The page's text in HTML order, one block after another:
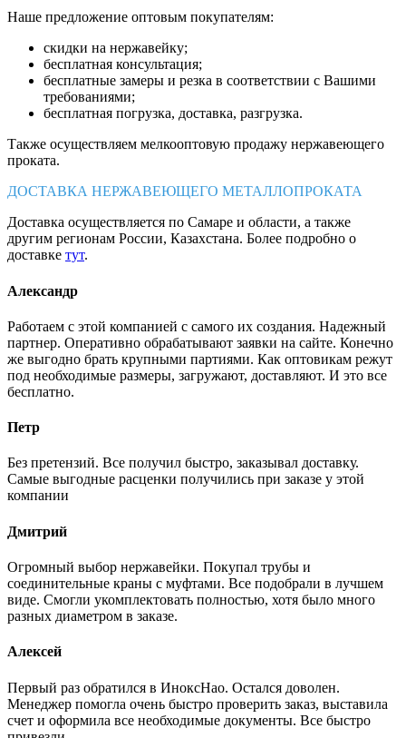
Наше предложение оптовым покупателям:
скидки на нержавейку;
бесплатная консультация;
бесплатные замеры и резка в соответствии с Вашими
требованиями;
бесплатная погрузка, доставка, разгрузка.
Также осуществляем мелкооптовую продажу нержавеющего
проката.
ДОСТАВКА НЕРЖАВЕЮЩЕГО МЕТАЛЛОПРОКАТА
Доставка осуществляется по Самаре и области, а также
другим регионам России, Казахстана. Более подробно о
доставке тут.
Александр
Работаем с этой компанией с самого их создания. Надежный
партнер. Оперативно обрабатывают заявки на сайте. Конечно
же выгодно брать крупными партиями. Как оптовикам режут
под необходимые размеры, загружают, доставляют. И это все
бесплатно.
Петр
Без претензий. Все получил быстро, заказывал доставку.
Самые выгодные расценки получились при заказе у этой
компании
Дмитрий
Огромный выбор нержавейки. Покупал трубы и
соединительные краны с муфтами. Все подобрали в лучшем
виде. Смогли укомплектовать полностью, хотя было много
разных диаметром в заказе.
Алексей
Первый раз обратился в ИноксНао. Остался доволен.
Менеджер помогла очень быстро проверить заказ, выставила
счет и оформила все необходимые документы. Все быстро